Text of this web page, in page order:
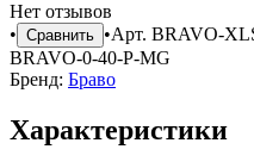
Нет отзывов
• Сравнить •Арт. BRAVO-
BRAVO-0-40-P-MG
Бренд: Браво
Характеристики